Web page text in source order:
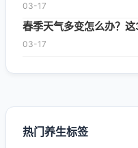
03-17
春季天气多变怎么办？
03-17
热门养生标签